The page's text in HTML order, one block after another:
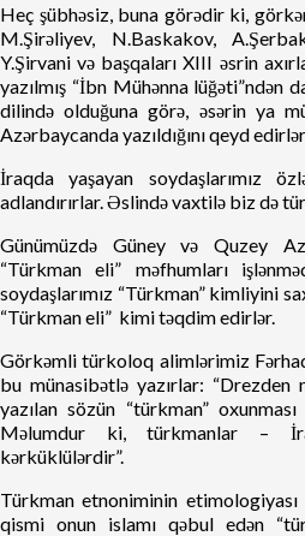
Heç şübhəsiz, buna görədir ki,
M.Şirəliyev, N.Baskakov,
Y.Şirvani və başqaları XIII əsrin
yazılmış “İbn Mühənna lüğəti”ndən
dilində olduğuna görə, əsərin ya
Azərbaycanda yazıldığını qeyd edirlər.
İraqda yaşayan soydaşlarımız
adlandırırlar. Əslində vaxtilə biz də
Günümüzdə Güney və Quzey
“Türkman eli” məfhumları
soydaşlarımız “Türkman” kimliyini
“Türkman eli” kimi təqdim edirlər.
Görkəmli türkoloq alimlərimiz
bu münasibətlə yazırlar: “Drezden
yazılan sözün “türkman”
Məlumdur ki, türkmanlar –
kərküklülərdir”.
Türkman etnoniminin
qismi onun islamı qəbul edən